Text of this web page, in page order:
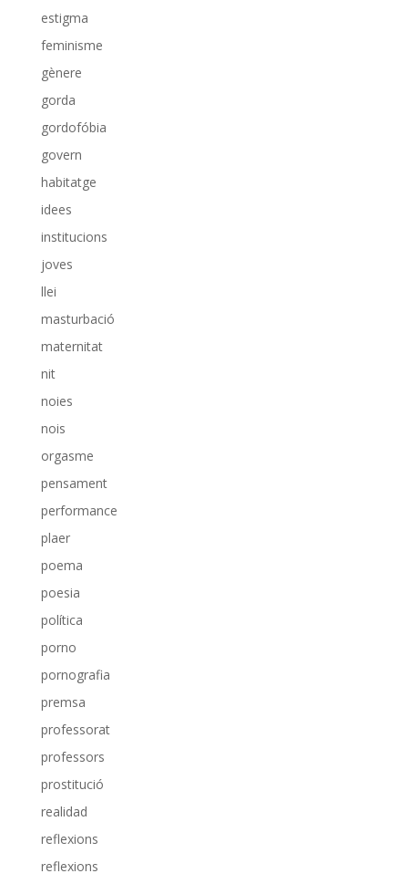
estigma
feminisme
gènere
gorda
gordofóbia
govern
habitatge
idees
institucions
joves
llei
masturbació
maternitat
nit
noies
nois
orgasme
pensament
performance
plaer
poema
poesia
política
porno
pornografia
premsa
professorat
professors
prostitució
realidad
reflexions
reflexions